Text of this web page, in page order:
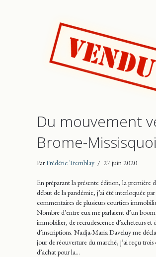
Du mouvement
Brome-Missisquoi
ParFrédéric Tremblay / 27 juin 2020
En préparant la présente édition, la première
début de la pandémie, j’ai été interloquée par
commentaires de plusieurs courtiers
Nombre d’entre eux me parlaient d’un boom
immobilier, de recrudescence d’acheteurs et
d’inscriptions. Nadja-Maria Daveluy me
jour de réouverture du marché, j’ai reçu trois
d’achat pour la…